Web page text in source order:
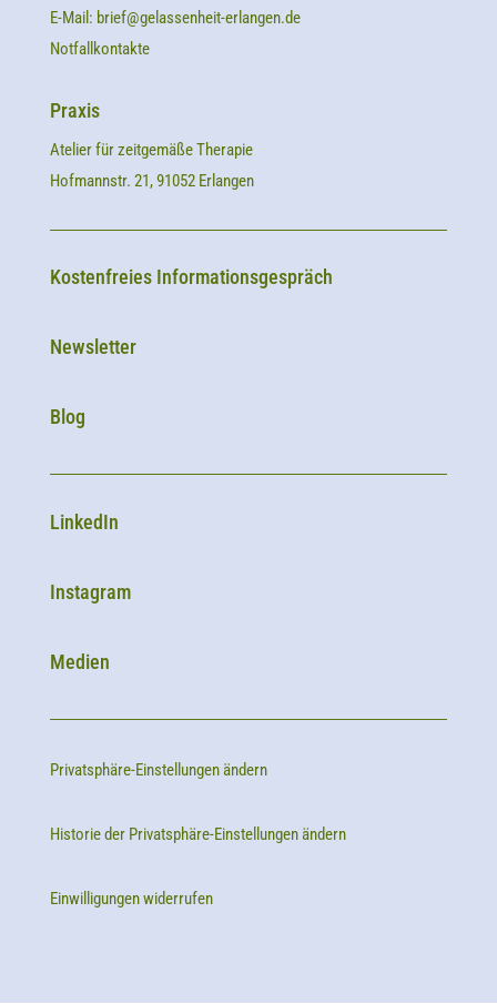
E-Mail: brief@gelassenheit-erlangen.de
Notfallkontakte
Praxis
Atelier für zeitgemäße Therapie
Hofmannstr. 21, 91052 Erlangen
Kostenfreies Informationsgespräch
Newsletter
Blog
LinkedIn
Instagram
Medien
Privatsphäre-Einstellungen ändern
Historie der Privatsphäre-Einstellungen ändern
Einwilligungen widerrufen